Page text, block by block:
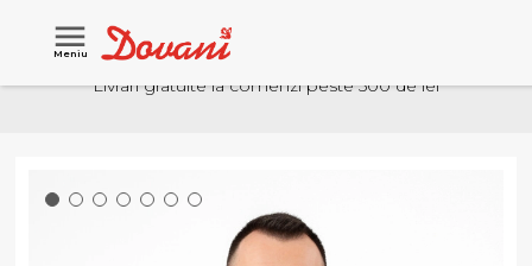
Meniu
Livrari gratuite la comenzi peste 500 de lei